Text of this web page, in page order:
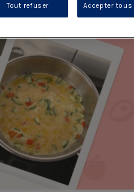
Tout refuser Accepter